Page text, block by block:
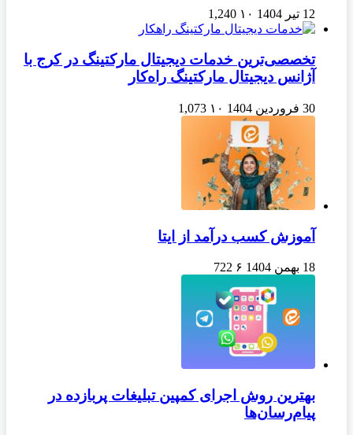
12 تیر 1404 ۱۰ 1,240
تخصصی‌ترین خدمات دیجیتال مارکتینگ در کرج با
آژانس دیجیتال مارکتینگ راه‌کار
30 فروردین 1404 ۱۰ 1,073
آموزش کسب درآمد از ایتا
18 بهمن 1404 ۶ 722
بهترین روش اجرای کمپین تبلیغات پربازده در
پیام‌رسان‌ها